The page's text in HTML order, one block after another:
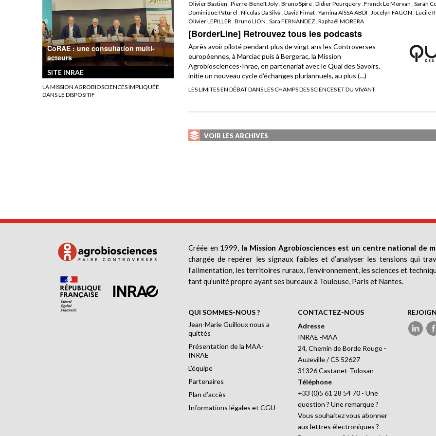
Olivier Bastien Pierre-Benoît Joly Bruno Spire Didier Pourquery Franck Le Morvan Sarah
Dominique Paturel Nicolas Da Silva David Fimat Yamina AÏSSA ABDI Jocelyn FAGON Lucile
Olivier LEPILLER Bruno LION Sara FERNANDEZ Raphaël MORERA
[BorderLine] Retrouvez tous les podcasts
Après avoir piloté pendant plus de vingt ans les Controverses
européennes, à Marciac puis à Bergerac, la Mission
Agrobiosciences-Inrae, en partenariat avec le Quai des Savoirs,
initie un nouveau cycle d’échanges pluriannuels, au plus (…)
LES LIMITES EN DÉBAT DANS LES CHAMPS DES SCIENCES ET DU VIVANT
VOIR LES ARCHIVES
CoRAE : une consultation multi-
acteurs
SITE INRAE
LA MISSION AGROBIOSCIENCES IMPLIQUÉE
DANS LE DISPOSITIF
Créée en 1999, la Mission Agrobiosciences est un centre national de
chargée de repérer les signaux faibles et d’analyser les tensions qui
l’alimentation, les territoires ruraux, l’environnement, les sciences et
tant qu’unité propre ayant ses bureaux à Toulouse, Paris et Nantes.
QUI SOMMES-NOUS ?
Jean-Marie Guilloux nous a
quittés
Présentation de la MAA-
INRAE
L’équipe
Partenaires
Plan d’accès
Informations légales et CGU
CONTACTEZ-NOUS
Adresse
INRAE -MAA
24, Chemin de Borde Rouge -
Auzeville / CS 52627
31326 Castanet-Tolosan
Téléphone
+33 (0)5 61 28 54 70 - Une
question ? Une remarque ?
Vous souhaitez vous abonner
aux lettres électroniques ?